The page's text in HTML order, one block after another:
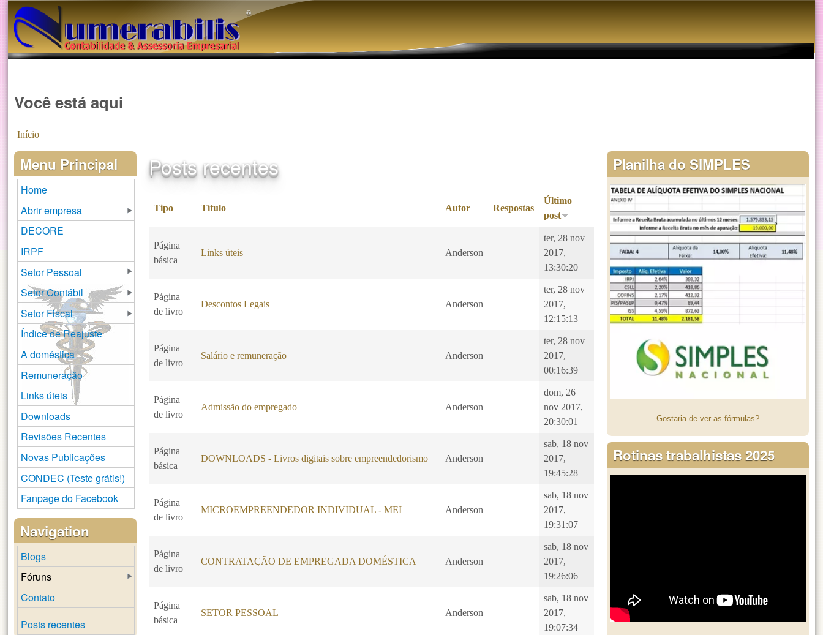
®️
Você está aqui
Início
Posts recentes
Tipo Título Autor Respostas
Último
post
Página
básica
Links úteis Anderson
ter, 28 nov
2017,
13:30:20
Página
de livro
Descontos Legais Anderson
ter, 28 nov
2017,
12:15:13
Página
de livro
Salário e remuneração Anderson
ter, 28 nov
2017,
00:16:39
Página
de livro
Admissão do empregado Anderson
dom, 26
nov 2017,
20:30:01
Página
básica
DOWNLOADS - Livros digitais sobre empreendedorismo Anderson
sab, 18 nov
2017,
19:45:28
Página
de livro
MICROEMPREENDEDOR INDIVIDUAL - MEI Anderson
sab, 18 nov
2017,
19:31:07
Página
de livro
CONTRATAÇÃO DE EMPREGADA DOMÉSTICA Anderson
sab, 18 nov
2017,
19:26:06
Página
básica
SETOR PESSOAL Anderson
sab, 18 nov
2017,
19:07:34
Menu Principal
Home
Abrir empresa
DECORE
IRPF
Setor Pessoal
Setor Contábil
Setor Fiscal
Índice de Reajuste
A doméstica
Remuneração
Links úteis
Downloads
Revisões Recentes
Novas Publicações
CONDEC (Teste grátis!)
Fanpage do Facebook
Navigation
Blogs
Fóruns
Contato
Posts recentes
Planilha do SIMPLES
Gostaria de ver as fórmulas?
Rotinas trabalhistas 2025